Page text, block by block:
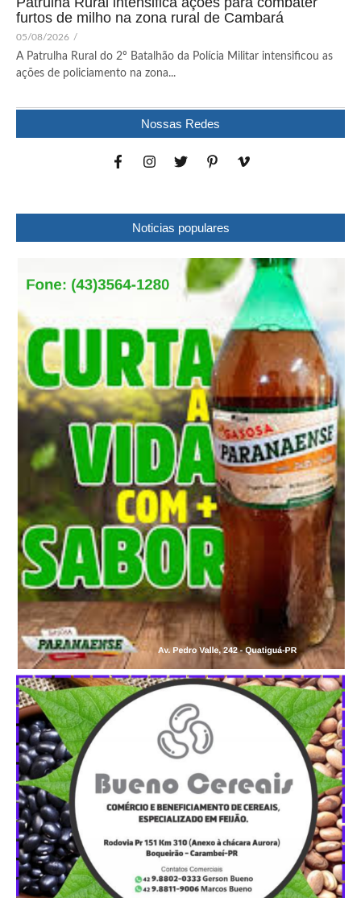
furtos de milho na zona rural de Cambará
05/08/2026 /
A Patrulha Rural do 2º Batalhão da Polícia Militar intensificou as
ações de policiamento na zona...
Nossas Redes
Noticias populares